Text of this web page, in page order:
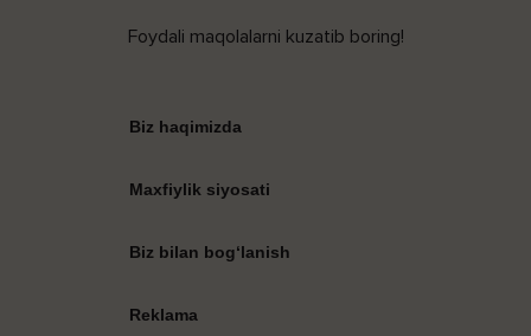
Foydali maqolalarni kuzatib boring!
Biz haqimizda
Maxfiylik siyosati
Biz bilan bog‘lanish
Reklama